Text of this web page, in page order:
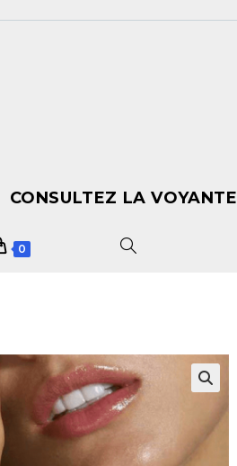
CONSULTEZ LA VOYANTE
0